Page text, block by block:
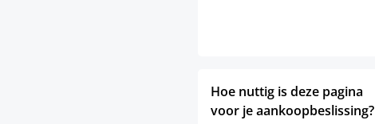
Hoe nuttig is deze pagina
voor je aankoopbeslissing?